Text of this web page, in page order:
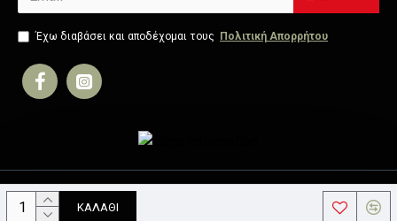
ΚΑΛΆΘΙ
Έχω διαβάσει και αποδέχομαι τους Πολιτική Απορρήτου